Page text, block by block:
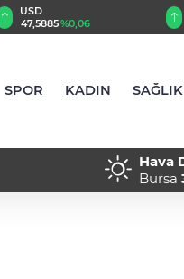
EUR
55,0588%0,11
SPOR KADIN SAĞLIK
Hava
Bursa